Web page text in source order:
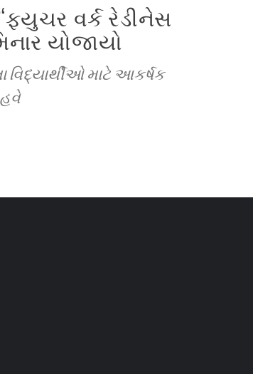
વર્ક રેડીનેસ
યોજાયો
માટે આકર્ષક